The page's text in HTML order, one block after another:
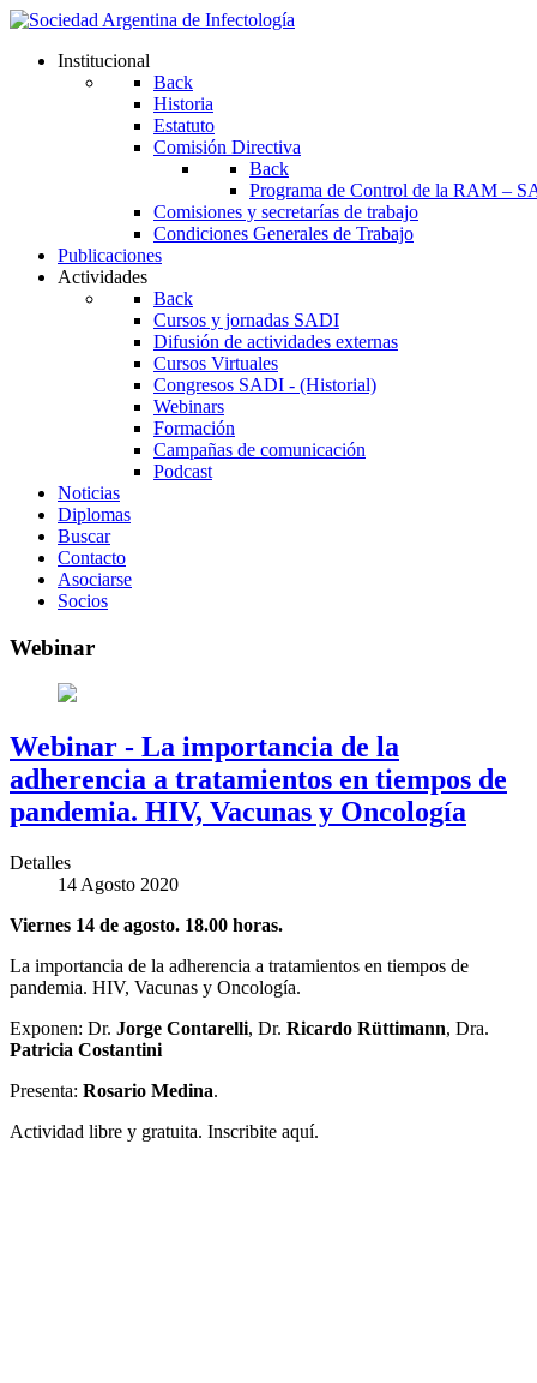
Institucional
Back
Historia
Estatuto
Comisión Directiva
Back
Programa de Control de la RAM –
Comisiones y secretarías de trabajo
Condiciones Generales de Trabajo
Publicaciones
Actividades
Back
Cursos y jornadas SADI
Difusión de actividades externas
Cursos Virtuales
Congresos SADI - (Historial)
Webinars
Formación
Campañas de comunicación
Podcast
Noticias
Diplomas
Buscar
Contacto
Asociarse
Socios
Webinar
Webinar - La importancia de la
adherencia a tratamientos en tiempos de
pandemia. HIV, Vacunas y Oncología
Detalles
14 Agosto 2020
Viernes 14 de agosto. 18.00 horas.
La importancia de la adherencia a tratamientos en tiempos de
pandemia. HIV, Vacunas y Oncología.
Exponen: Dr. Jorge Contarelli, Dr. Ricardo Rüttimann, Dra.
Patricia Costantini
Presenta: Rosario Medina.
Actividad libre y gratuita. Inscribite aquí.